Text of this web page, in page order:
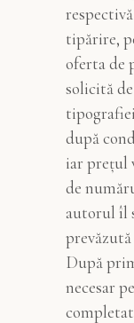
tipărire,
oferta de
solicită
după
iar prețul
de
autorul îl
După
necesar